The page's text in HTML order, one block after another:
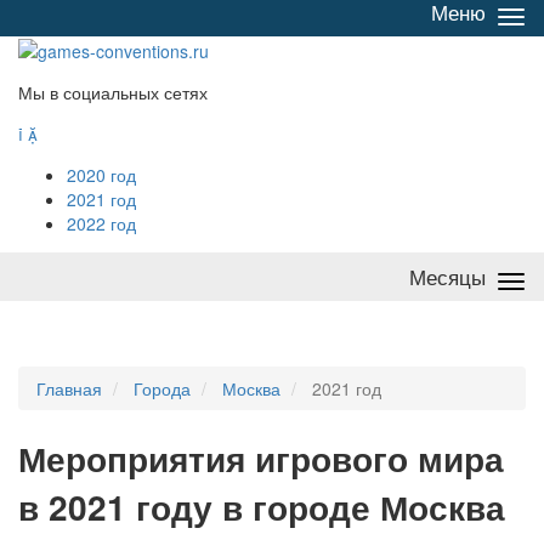
/
Меню
Мы в социальных сетях
 
2020 год
2021 год
2022 год
Месяцы
Главная Города Москва 2021 год
Мероприятия игрового мира
в 2021 году в городе Москва